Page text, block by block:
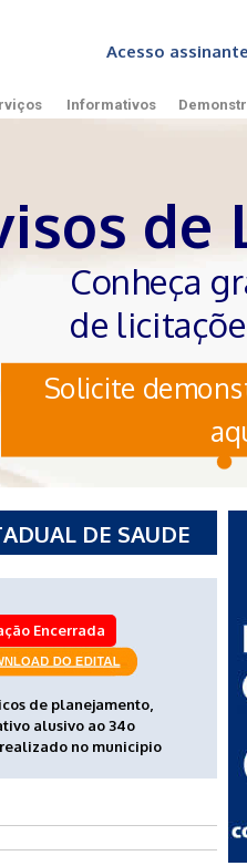
Acesso
Informativos
de
Conheça
de
Solicite
DE SAUDE
Encerrada
de planejamento,
alusivo ao 34o
no municipio